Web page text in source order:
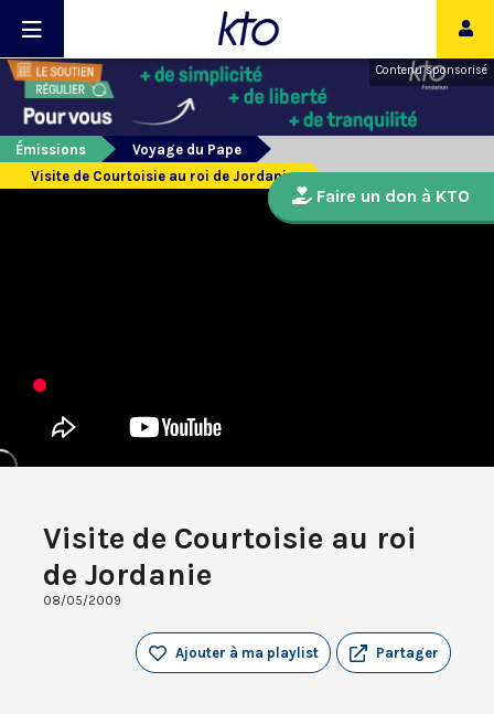
Contenu sponsorisé
Émissions
Voyage du Pape
Visite de Courtoisie au roi de Jordanie
Visite de Courtoisie au roi
de Jordanie
08/05/2009
Partager
Ajouter à ma playlist
Faire un don à KTO